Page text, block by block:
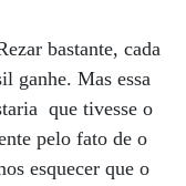
bastante, cada
ganhe. Mas essa
que tivesse o
pelo fato de o
esquecer que o